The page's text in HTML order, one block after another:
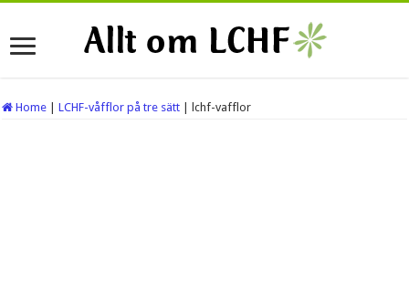
Home LCHF-våfflor på tre sätt lchf-vafflor